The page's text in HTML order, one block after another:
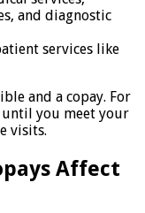
and diagnostic
services like
and a copay. For
you meet your
visits.
Affect